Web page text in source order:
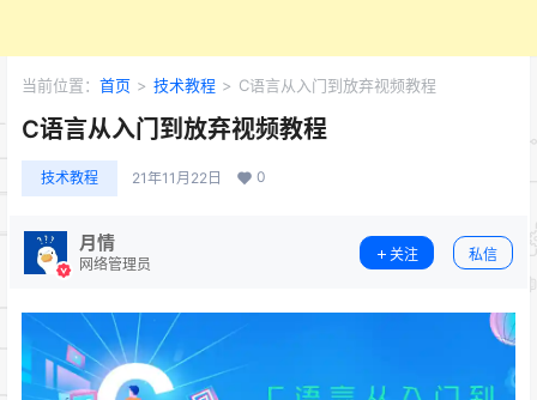
当前位置： 首页 > 技术教程 > C语言从入门到放弃视频教程
C语言从入门到放弃视频教程
技术教程 21年11月22日 0
月情
网络管理员
关注 私信